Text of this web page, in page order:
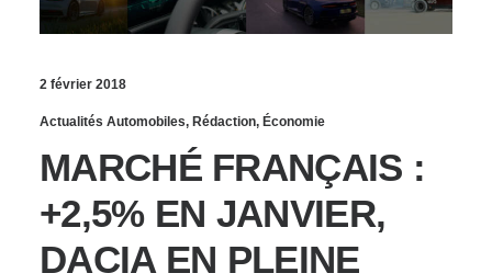
2 février 2018
Actualités Automobiles, Rédaction, Économie
MARCHÉ FRANÇAIS :
+2,5% EN JANVIER,
DACIA EN PLEINE